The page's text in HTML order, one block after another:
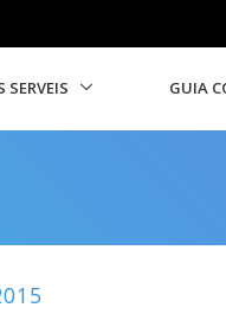
SERVEIS GUIA